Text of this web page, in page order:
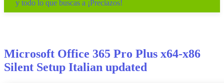
Microsoft Office 365 Pro Plus x64-x86
Silent Setup Italian updated